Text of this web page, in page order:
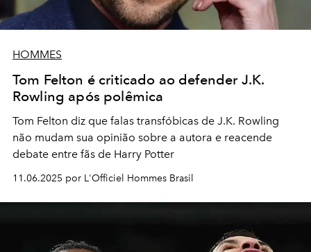
HOMMES
Tom Felton é criticado ao defender J.K.
Rowling após polêmica
Tom Felton diz que falas transfóbicas de J.K. Rowling
não mudam sua opinião sobre a autora e reacende
debate entre fãs de Harry Potter
11.06.2025 por L'Officiel Hommes Brasil